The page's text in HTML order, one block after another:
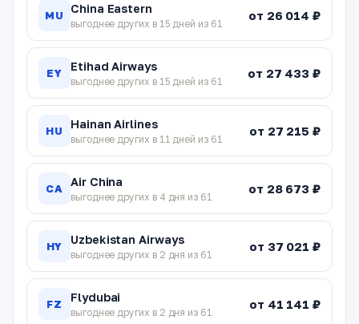
MU China Eastern
выгоднее других в 15 дней из 61
от 26 014 ₽
EY Etihad Airways
выгоднее других в 15 дней из 61
от 27 433 ₽
HU Hainan Airlines
выгоднее других в 11 дней из 61
от 27 215 ₽
CA Air China
выгоднее других в 4 дня из 61
от 28 673 ₽
HY Uzbekistan Airways
выгоднее других в 2 дня из 61
от 37 021 ₽
FZ Flydubai
выгоднее других в 2 дня из 61
от 41 141 ₽